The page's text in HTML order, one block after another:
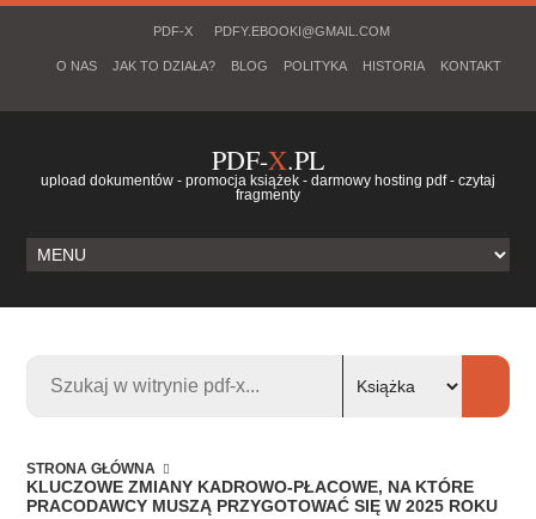
PDF-X PDFY.EBOOKI@GMAIL.COM
O NAS JAK TO DZIAŁA? BLOG POLITYKA HISTORIA KONTAKT
PDF-X.PL
upload dokumentów - promocja książek - darmowy hosting pdf - czytaj
fragmenty
STRONA GŁÓWNA
KLUCZOWE ZMIANY KADROWO-PŁACOWE, NA KTÓRE
PRACODAWCY MUSZĄ PRZYGOTOWAĆ SIĘ W 2025 ROKU